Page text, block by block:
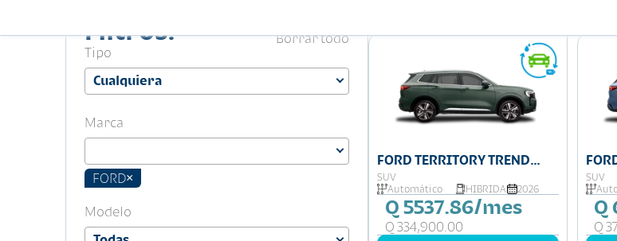
Filtros.
Borrar todo
Tipo
Marca
FORD×
Modelo
FORD TERRITORY TREND
HYBRID
SUV
Automático
HIBRIDA 2026
Q 5537.86/mes
Q 334,900.00
SUV
Q
Q